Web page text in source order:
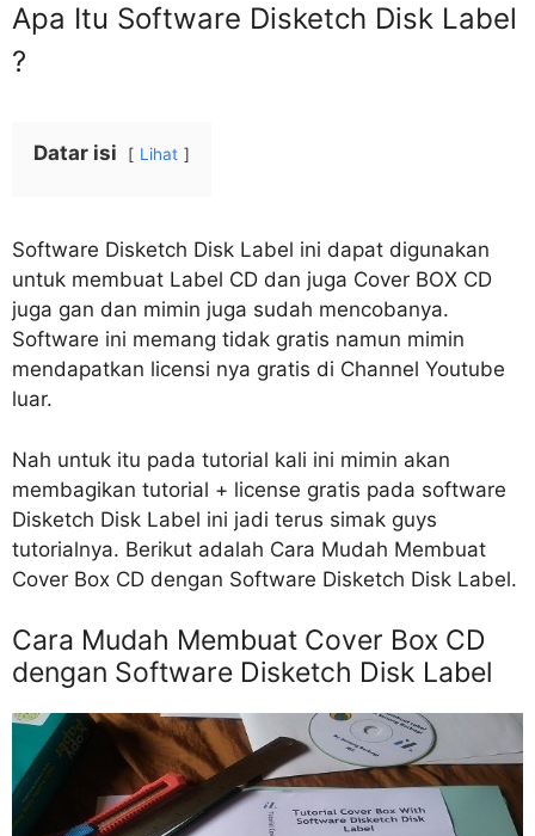
Apa Itu Software Disketch Disk Label
?
Datar isi Lihat
Software Disketch Disk Label ini dapat digunakan
untuk membuat Label CD dan juga Cover BOX CD
juga gan dan mimin juga sudah mencobanya.
Software ini memang tidak gratis namun mimin
mendapatkan licensi nya gratis di Channel Youtube
luar.
Nah untuk itu pada tutorial kali ini mimin akan
membagikan tutorial + license gratis pada software
Disketch Disk Label ini jadi terus simak guys
tutorialnya. Berikut adalah Cara Mudah Membuat
Cover Box CD dengan Software Disketch Disk Label.
Cara Mudah Membuat Cover Box CD
dengan Software Disketch Disk Label